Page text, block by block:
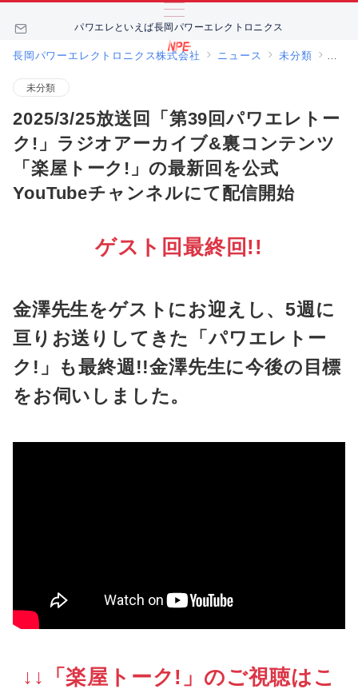
パワエレといえば長岡パワーエレクトロニクス
長岡パワーエレクトロニクス株式会社 ニュース 未分類
未分類
2025/3/25放送回「第39回パワエレトー
ク!」ラジオアーカイブ&裏コンテンツ
「楽屋トーク!」の最新回を公式
YouTubeチャンネルにて配信開始
ゲスト回最終回!!
金澤先生をゲストにお迎えし、5週に
亘りお送りしてきた「パワエレトー
ク!」も最終週!!金澤先生に今後の目標
をお伺いしました。
↓↓「楽屋トーク!」のご視聴はこ